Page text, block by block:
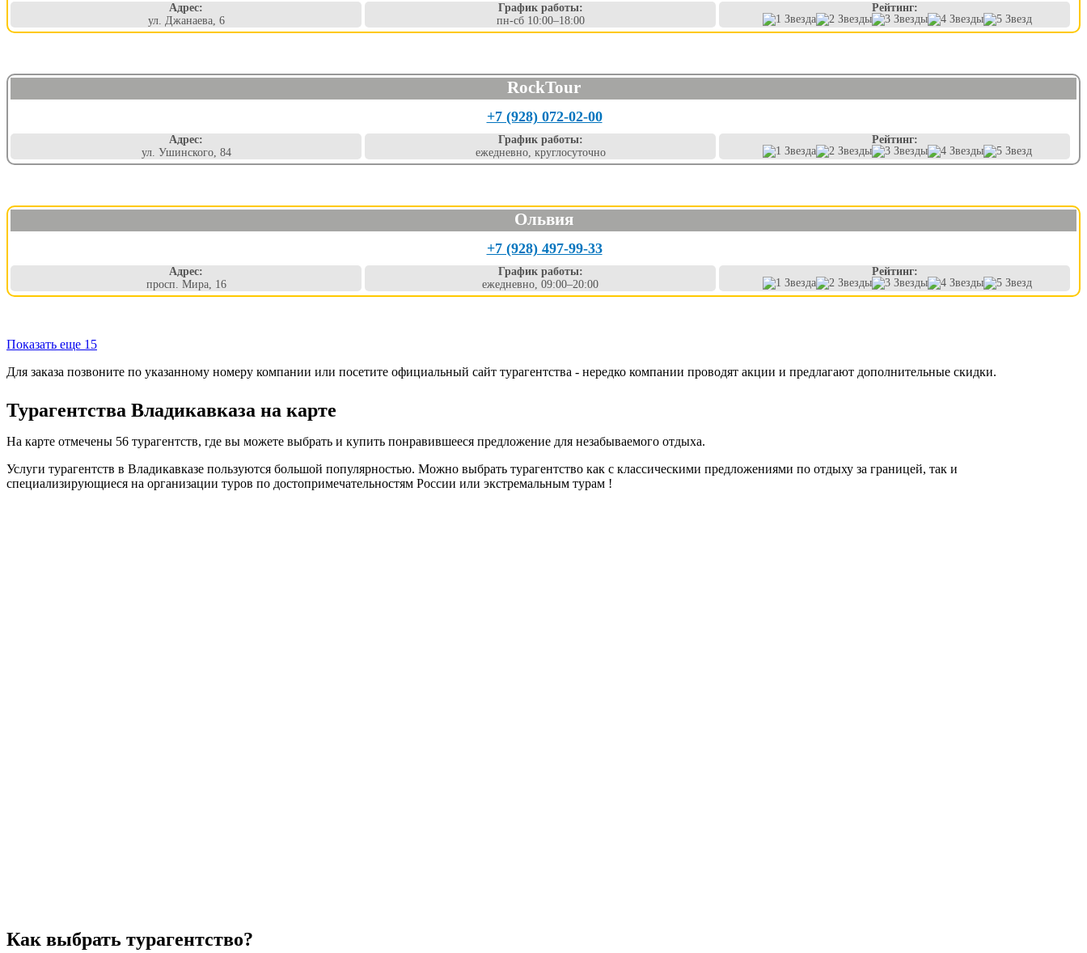
Адрес:
ул. Джанаева, 6
График работы:
пн-сб 10:00–18:00
Рейтинг:
RockTour
+7 (928) 072-02-00
Адрес:
ул. Ушинского, 84
График работы:
ежедневно, круглосуточно
Рейтинг:
Ольвия
+7 (928) 497-99-33
Адрес:
просп. Мира, 16
График работы:
ежедневно, 09:00–20:00
Рейтинг:
Показать еще 15
Для заказа позвоните по указанному номеру компании или посетите официальный сайт турагентства - нередко компании проводят акции и предлагают дополнительные скидки.
Турагентства Владикавказа на карте
На карте отмечены 56 турагентств, где вы можете выбрать и купить понравившееся предложение для незабываемого отдыха.
Услуги турагентств в Владикавказе пользуются большой популярностью. Можно выбрать турагентство как с классическими предложениями по отдыху за границей, так и
специализирующиеся на организации туров по достопримечательностям России или экстремальным турам !
Как выбрать турагентство?